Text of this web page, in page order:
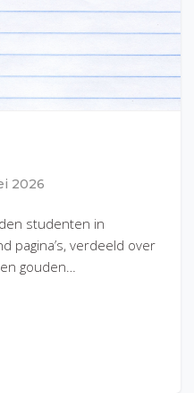
2026
studenten in
pagina’s, verdeeld over
gouden…